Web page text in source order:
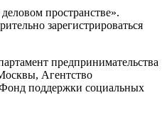
пространстве».
зарегистрироваться
предпринимательства
Агентство
поддержки социальных